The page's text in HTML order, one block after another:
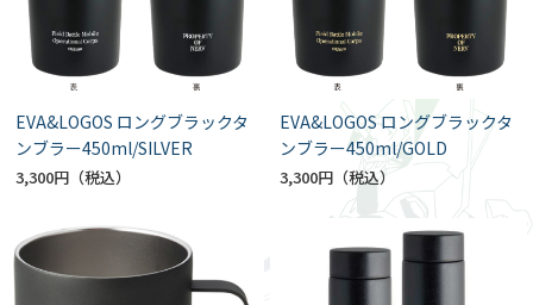
EVA&LOGOS ロングブラックタ
ンブラー450ml/SILVER
3,300円
EVA&LOGOS ロングブラックタ
ンブラー450ml/GOLD
3,300円